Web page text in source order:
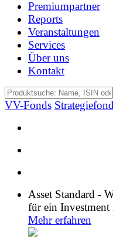
Premiumpartner
Reports
Veranstaltungen
Services
Über uns
Kontakt
VV-Fonds
Asset Standard -
für ein Investment
Mehr erfahren